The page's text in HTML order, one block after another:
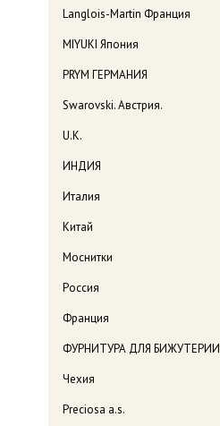
Langlois-Martin Франция
MIYUKI Япония
PRYM ГЕРМАНИЯ
Swarovski. Австрия.
U.K.
ИНДИЯ
Италия
Китай
Моснитки
Россия
Франция
ФУРНИТУРА ДЛЯ БИЖУТЕРИИ
Чехия
Preciosa a.s.